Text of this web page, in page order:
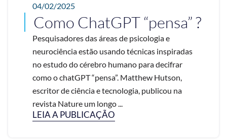
04/02/2025
Como ChatGPT “pensa” ?
Pesquisadores das áreas de psicologia e
neurociência estão usando técnicas inspiradas
no estudo do cérebro humano para decifrar
como o chatGPT “pensa”. Matthew Hutson,
escritor de ciência e tecnologia, publicou na
revista Nature um longo ...
LEIA A PUBLICAÇÃO